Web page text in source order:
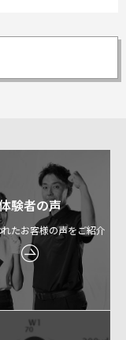
験者の声
たお客様の声をご紹介